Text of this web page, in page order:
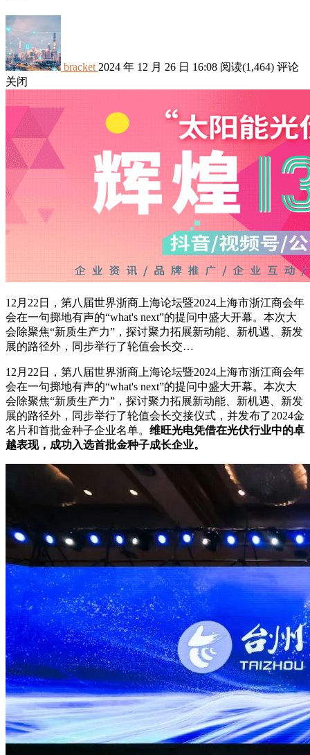
bracket 2024 年 12 月 26 日 16:08 阅读(1,464) 评论
关闭
12月22日，第八届世界浙商上海论坛暨2024上海市浙江商会年
会在一句掷地有声的“what's next”的提问中盛大开幕。本次大
会除聚焦“新质生产力”，探讨聚力拓展新动能、新机遇、新发
展的路径外，同步举行了轮值会长交…
12月22日，第八届世界浙商上海论坛暨2024上海市浙江商会年
会在一句掷地有声的“what's next”的提问中盛大开幕。本次大
会除聚焦“新质生产力”，探讨聚力拓展新动能、新机遇、新发
展的路径外，同步举行了轮值会长交接仪式，并发布了2024金
名片和首批金种子企业名单。 维旺光电凭借在光伏行业中的卓
越表现，成功入选首批金种子成长企业。